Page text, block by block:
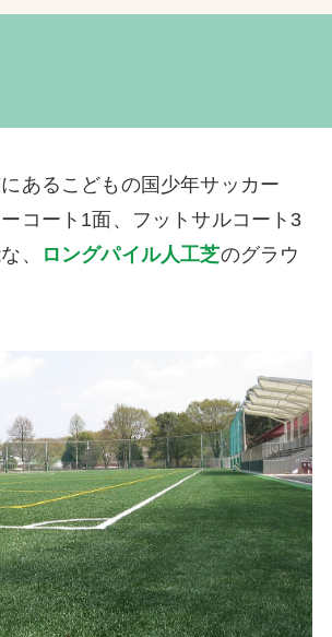
あるこどもの国少年サッカー
コート1面、フットサルコート3
、
ロングパイル人工芝のグラウ